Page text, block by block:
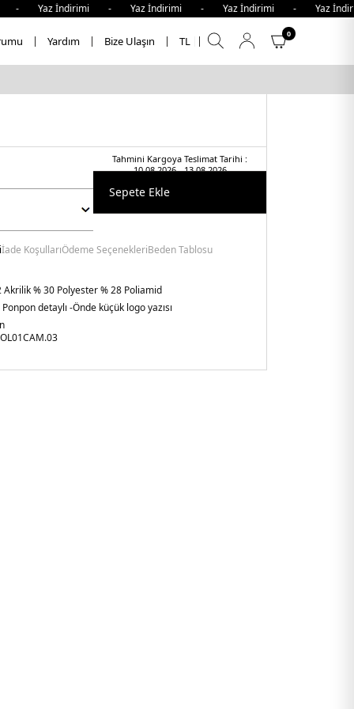
İndirimi - Yaz İndirimi - Yaz İndirimi -
Yardım Bize Ulaşın TL
0
Tahmini Kargoya Teslimat Tarihi :
10.08.2026 - 13.08.2026
Sepete Ekle
İade KoşullarıÖdeme SeçenekleriBeden Tablosu
Akrilik % 30 Polyester % 28 Poliamid
detaylı -Önde küçük logo yazısı